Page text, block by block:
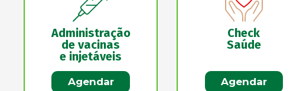
Administração
de vacinas
e injetáveis
Agendar
Check
Saúde
Agendar